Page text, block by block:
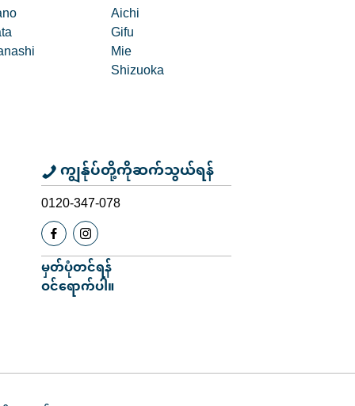
Aichi
Gifu
Mie
Shizuoka
ကျွန်ုပ်တို့ကိုဆက်သွယ်ရန်
0120-347-078
မှတ်ပုံတင်ရန်
ဝင်ရောက်ပါ။